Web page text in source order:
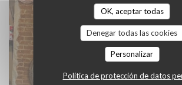
OK, aceptar todas
Denegar todas las cookies
Personalizar
Política de protección de datos